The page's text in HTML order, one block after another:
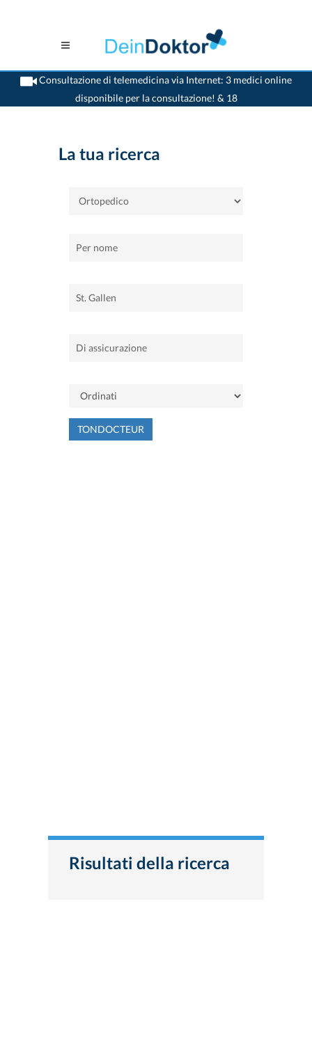
Consultazione di telemedicina via Internet: 3 medici online
disponibile per la consultazione! & 18
>Casa>St. Gallen>Ortopedico
La tua ricerca
TONDOCTEUR
Risultati della ricerca